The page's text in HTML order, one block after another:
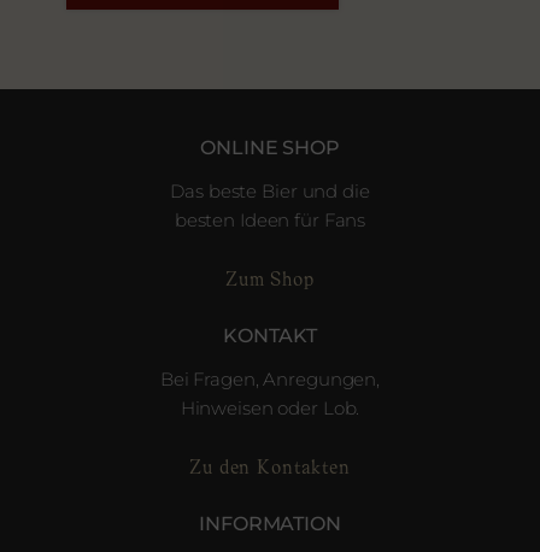
ONLINE SHOP
Das beste Bier und die
besten Ideen für Fans
Zum Shop
KONTAKT
Bei Fragen, Anregungen,
Hinweisen oder Lob.
Zu den Kontakten
INFORMATION